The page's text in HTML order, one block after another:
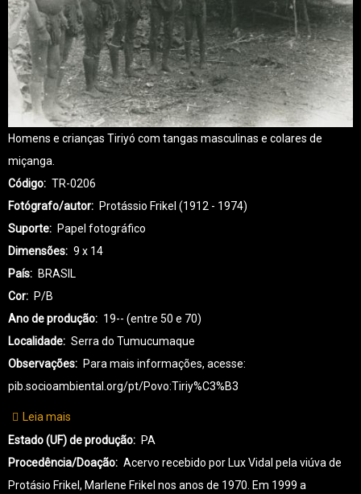
Homens e crianças Tiriyó com tangas masculinas e colares de
miçanga.
Código
TR-0206
Fotógrafo/autor
Protássio Frikel (1912 - 1974)
Suporte
Papel fotográfico
Dimensões
9 x 14
País
BRASIL
Cor
P/B
Ano de produção
19-- (entre 50 e 70)
Localidade
Serra do Tumucumaque
Observações
Para mais informações, acesse:
pib.socioambiental.org/pt/Povo:Tiriy%C3%B3
Leia mais
TR-
TIRIYÓ-0206
Estado (UF) de produção
PA
Procedência/Doação
Acervo recebido por Lux Vidal pela viúva de
Protásio Frikel, Marlene Frikel nos anos de 1970. Em 1999 a